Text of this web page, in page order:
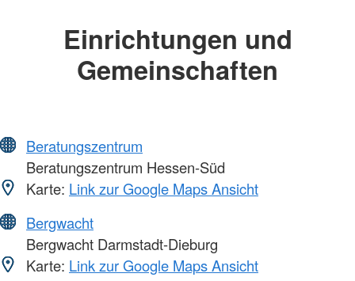
Einrichtungen und
Gemeinschaften
Beratungszentrum
Beratungszentrum Hessen-Süd
Karte: Link zur Google Maps Ansicht
Bergwacht
Bergwacht Darmstadt-Dieburg
Karte: Link zur Google Maps Ansicht